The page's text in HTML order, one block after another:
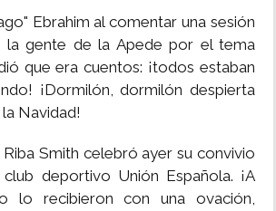
Ebrahim al comentar una sesión
la gente de la Apede por el tema
que era cuentos: ¡todos estaban
¡Dormilón, dormilón despierta
Navidad!
Smith celebró ayer su convivio
deportivo Unión Española. ¡A
lo recibieron con una ovación,